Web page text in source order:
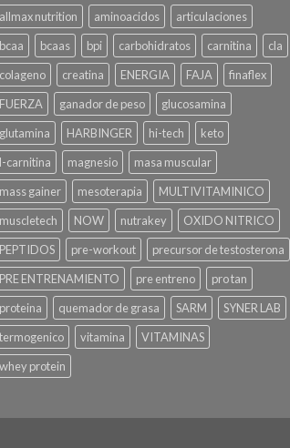
allmax nutrition aminoacidos
articulaciones
bcaa
bcaas bpi carbohidratos carnitina
cla
colageno
creatina ENERGIA FAJA
finaflex
FUERZA
ganador de peso
glucosamina
glutamina
HARBINGER hi-tech
keto
l-carnitina
magnesio
masa muscular
mass gainer
mesoterapia
MULTIVITAMINICO
muscletech
NOW nutrakey
OXIDO NITRICO
PEPTIDOS
pre-workout
precursor de testosterona
PRE ENTRENAMIENTO
pre entreno
pro tan
proteina
quemador de grasa SARM
SYNER LAB
termogenico
vitamina
VITAMINAS
whey protein